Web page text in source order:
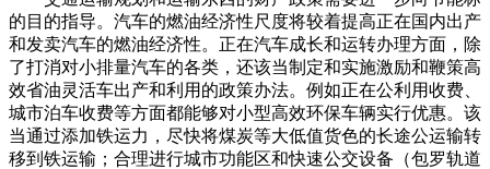
的目的指导。汽车的燃油经济性尺度将较着提高正在国内出产
和发卖汽车的燃油经济性。正在汽车成长和运转办理方面，除
了打消对小排量汽车的各类，还该当制定和实施激励和鞭策高
效省油灵活车出产和利用的政策办法。例如正在公利用收费、
城市泊车收费等方面都能够对小型高效环保车辆实行优惠。该
当通过添加铁运力，尽快将煤炭等大低值货色的长途公运输转
移到铁运输；合理进行城市功能区和快速公交设备（包罗轨道